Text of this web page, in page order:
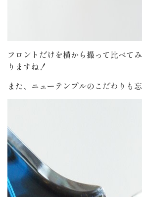
フロントだけを横から撮って比べて
りますね！
また、ニューテンプルのこだわりも